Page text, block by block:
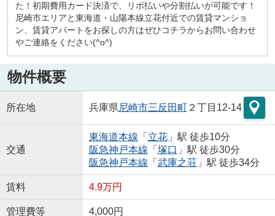
た！初期費用カード決済で、リボ払いや分割払いが可能です！
尼崎市エリアと東海道・山陽本線立花付近での賃貸マンショ
ン、賃貸アパートをお探しの方はぜひコチラからお問い合わせ
やご連絡をください(^o^)
物件概要
所在地 兵庫県尼崎市三反田町２丁目12-14
交通
東海道本線 「 立花」駅 徒歩10分
阪急神戸本線 「 塚口 」駅 徒歩30分
阪急神戸本線 「 武庫之荘」駅 徒歩34分
賃料 4.9万円
管理費等 4,000円